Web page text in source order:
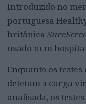
Introduzido no
portuguesa
britânica
usado num
Enquanto os testes
detetam a carga
analisada, os